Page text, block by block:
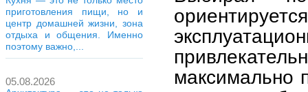
приготовления пищи, но и
центр домашней жизни, зона
отдыха и общения. Именно
поэтому важно,...
05.08.2026
максимально